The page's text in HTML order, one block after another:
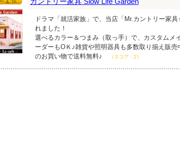
ドラマ「就活家族」で、当店「Mr.カントリー家
れました！
選べるカラー＆つまみ（取っ手）で、カスタムメ
ーダーもOＫ♪雑貨や照明器具も多数取り揃え販
のお買い物で送料無料♪
（スコア：2）